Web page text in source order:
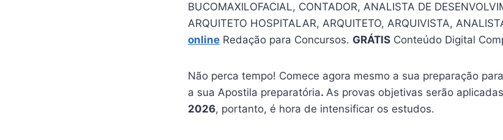
BUCOMAXILOFACIAL, CONTADOR, ANALISTA DE
ARQUITETO HOSPITALAR, ARQUITETO, ARQUIVISTA,
online Redação para Concursos. GRÁTIS Conteúdo Digital
Não perca tempo! Comece agora mesmo a sua preparação
a sua Apostila preparatória. As provas objetivas serão
2026, portanto, é hora de intensificar os estudos.